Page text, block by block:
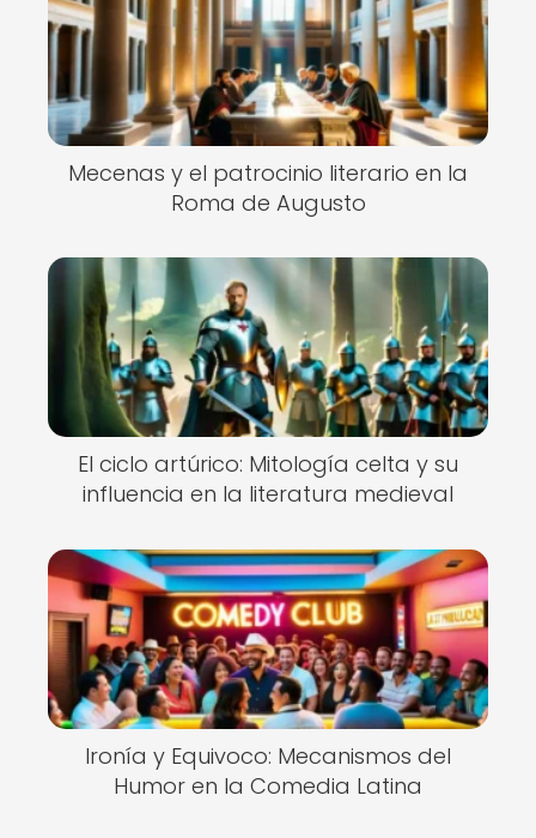
Mecenas y el patrocinio literario en la
Roma de Augusto
El ciclo artúrico: Mitología celta y su
influencia en la literatura medieval
Ironía y Equivoco: Mecanismos del
Humor en la Comedia Latina